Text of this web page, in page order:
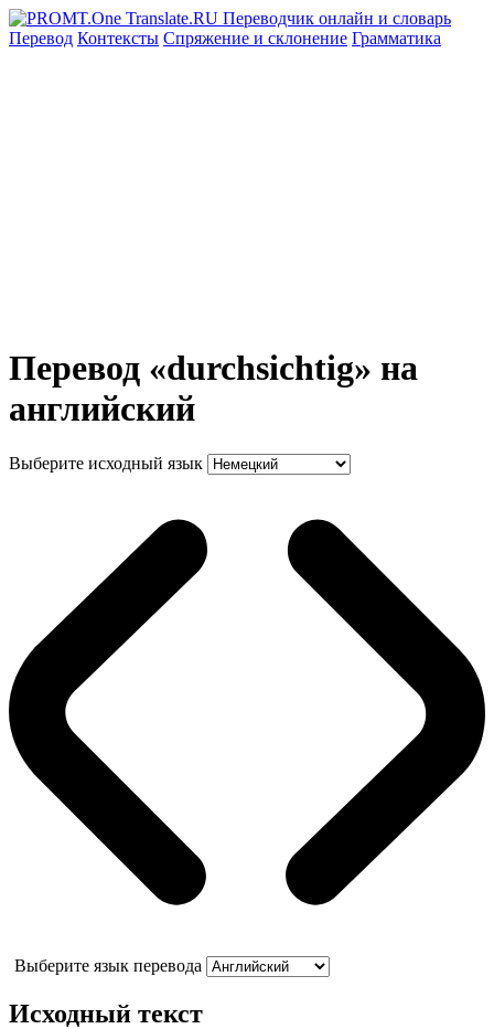
Перевод Контексты Спряжение и склонение Грамматика
Перевод «durchsichtig» на
английский
Выберите исходный язык
Выберите язык перевода
Исходный текст